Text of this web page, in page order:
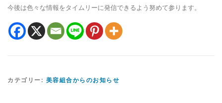
今後は色々な情報をタイムリーに発信できるよう努めて参ります。
カテゴリー: 美容組合からのお知らせ